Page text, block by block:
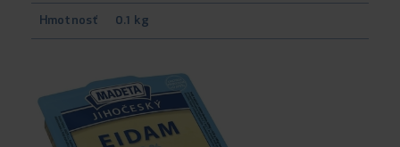
Hmotnosť 0.1 kg